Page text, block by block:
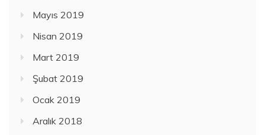
Mayıs 2019
Nisan 2019
Mart 2019
Şubat 2019
Ocak 2019
Aralık 2018